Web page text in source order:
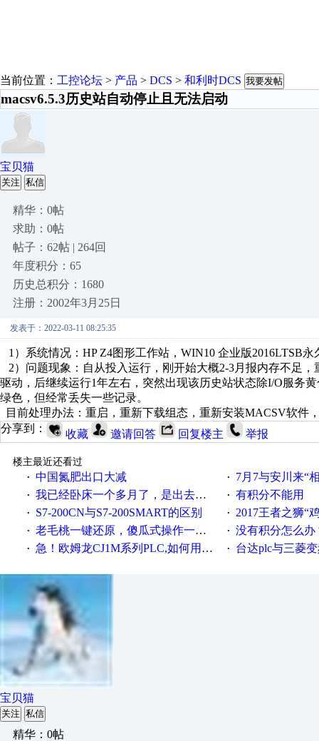
当前位置： 工控论坛 > 产品 > DCS > 和利时DCS 我要发帖
macsv6.5.3历史站自动停止且无法启动
宝贝猫
关注 私信
精华：0帖
求助：0帖
帖子：62帖 | 264回
年度积分：65
历史总积分：1680
注册：2002年3月25日
发表于：2022-03-11 08:25:35
1）系统情况：HP Z4图形工作站，WIN10 企业版2016LTSB
2）问题现象：自从投入运行，刚开始大概2-3月报内存不足
驱动，后继续运行1年左右，突然出现该历史站状态除I/O服务
绿色，但经常丢失一些记录。
目前处理办法：重启，重新下载组态，重新安装MACSV软件
分享到：
收藏 邀请回答 回复楼主 举报
楼主最近还看过
· 中国氮肥出口大减 · 7月7与安川来“
· 我已经卧床一个多月了，是出去安装机械手在高速遭遇车祸所致:大家工作都要特别注意啊 · 有积分不能用
· S7-200CN与S7-200SMART的区别 · 2017王者之狮“鸡”情签到
· 老毛桃一键还原，傻瓜式操作一键轻松备份还原；程序为向导式安装，一键即可实现自动备份或还原系统。 · 没有积分怎么办
· 急！欧姆龙CJ1M系列PLC,如何用时间控制变频器。要求时间在组态王中可以自由输入！拜托各位大神了！ · 台达plc与三菱
宝贝猫
关注 私信
精华：0帖